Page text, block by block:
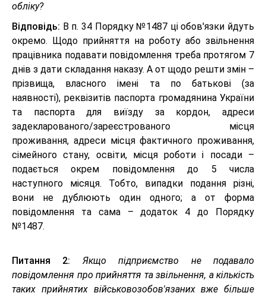
обліку?
Відповідь: В п. 34 Порядку №1487 ці обов'язки йдуть
окремо. Щодо прийняття на роботу або звільнення
працівника подавати повідомлення треба протягом 7
днів з дати складання наказу. А от щодо решти змін –
прізвища, власного імені та по батькові (за
наявності), реквізитів паспорта громадянина України
та паспорта для виїзду за кордон, адреси
задекларованого/зареєстрованого місця
проживання, адреси місця фактичного проживання,
сімейного стану, освіти, місця роботи і посади –
подається окрем повідомлення до 5 числа
наступного місяця. Тобто, випадки подання різні,
вони не дублюють один одного; а от форма
повідомлення та сама – додаток 4 до Порядку
№1487.
Питання 2:
Якщо підприємство не подавало
повідомлення про прийняття та звільнення, а кількість
таких прийнятих військовозобов'язаних вже більше